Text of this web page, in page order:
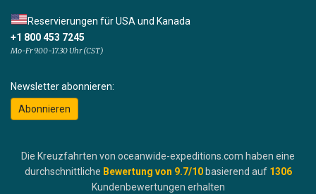
Reservierungen für USA und Kanada
+1 800 453 7245
Mo-Fr 9.00-17.30 Uhr (CST)
Newsletter abonnieren:
Abonnieren
Die Kreuzfahrten von oceanwide-expeditions.com haben eine
durchschnittliche Bewertung von 9.7/10 basierend auf 1306
Kundenbewertungen erhalten